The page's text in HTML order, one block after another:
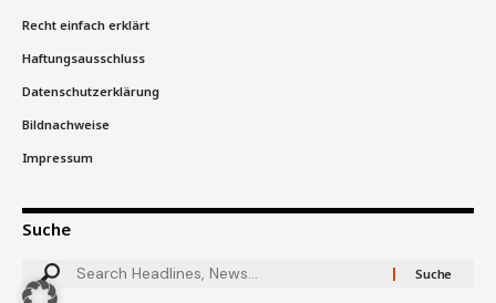
Recht einfach erklärt
Haftungsausschluss
Datenschutzerklärung
Bildnachweise
Impressum
Suche